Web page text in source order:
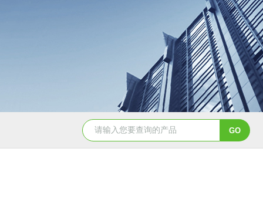
天创美EDX1800电镀镀层厚度检测仪